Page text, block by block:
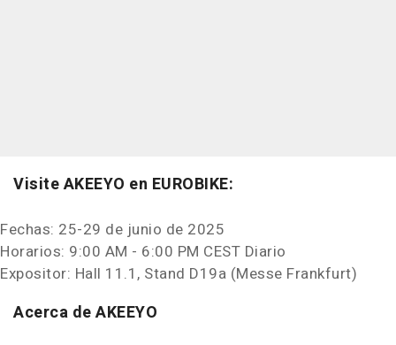
Visite AKEEYO en EUROBIKE:
Fechas: 25-29 de junio de 2025
Horarios: 9:00 AM - 6:00 PM CEST Diario
Expositor: Hall 11.1, Stand D19a (Messe Frankfurt)
Acerca de AKEEYO